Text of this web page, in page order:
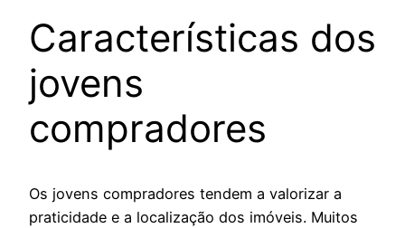
Características dos
jovens
compradores
Os jovens compradores tendem a valorizar a
praticidade e a localização dos imóveis. Muitos